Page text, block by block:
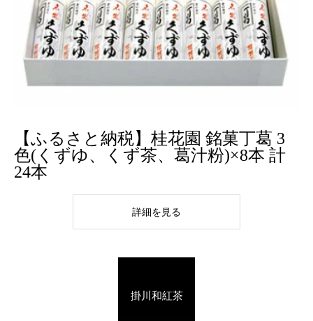
【ふるさと納税】桂花園 銘菓丁葛 3
色(くずゆ、くず茶、葛汁粉)×8本 計
24本
詳細を見る
掛川和紅茶